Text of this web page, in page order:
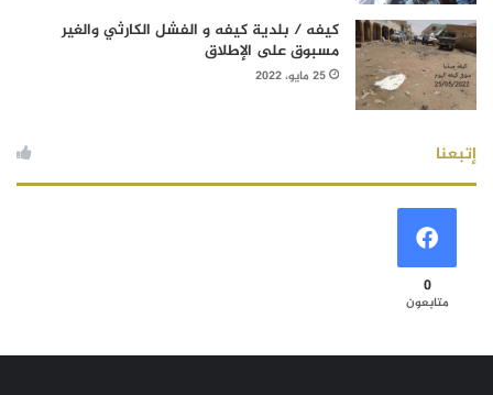
كيفه / بلدية كيفه و الفشل الكارثي والغير
مسبوق على الإطلاق
25 مايو، 2022
إتبعنا
0
متابعون